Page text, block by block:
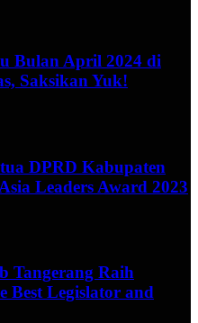
Bulan April 2024 di
Saksikan Yuk!
DPRD Kabupaten
Leaders Award 2023
Tangerang Raih
Best Legislator and